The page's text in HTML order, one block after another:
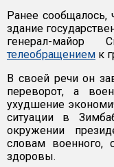
Ранее
здание
генерал-
телеобращением к
В своей речи он
переворот, а
ухудшение
ситуации в
окружении
словам
здоровы.